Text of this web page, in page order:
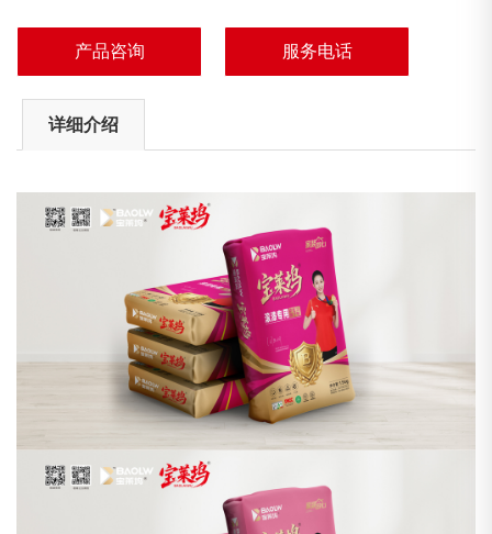
理，获得众多的好评。...
产品咨询 服务电话
详细介绍